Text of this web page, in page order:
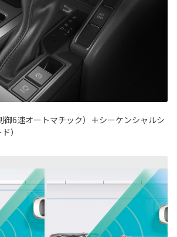
御6速オートマチック）＋シーケンシャルシ
）